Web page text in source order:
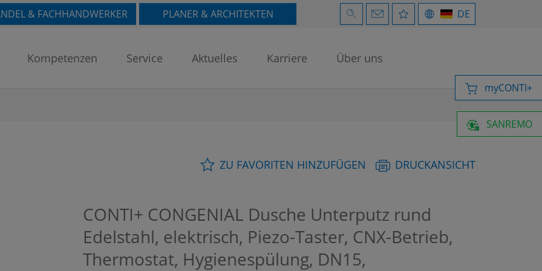
& FACHHANDWERKER PLANER & ARCHITEKTEN DE
Kompetenzen Service Aktuelles Karriere Über uns
SANREMO
myCONTI+
ZU FAVORITEN HINZUFÜGEN DRUCKANSICHT
CONTI+ CONGENIAL Dusche Unterputz rund
Edelstahl, elektrisch, Piezo-Taster, CNX-Betrieb,
Thermostat, Hygienespülung, DN15,